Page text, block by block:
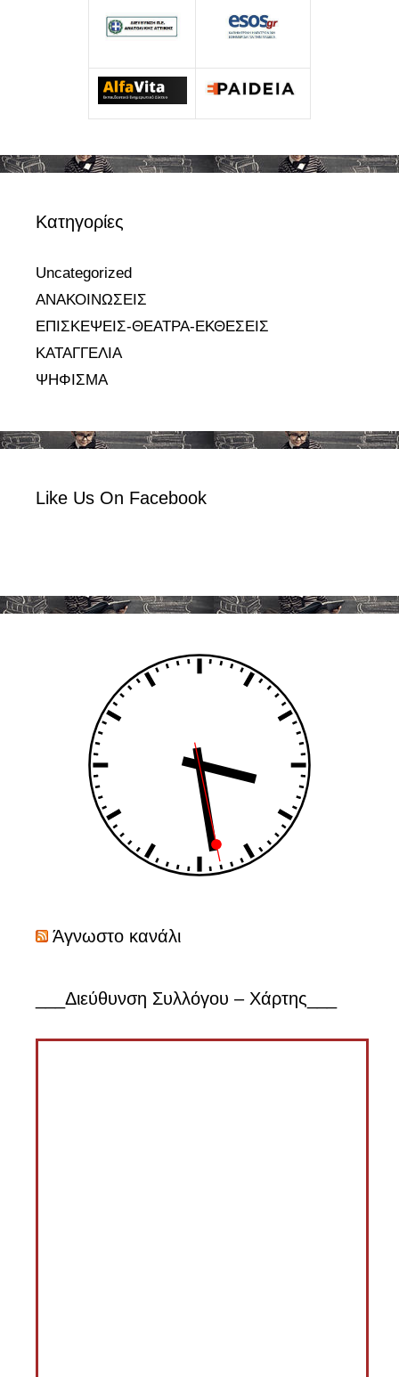
Kατηγορίες
Uncategorized
ΑΝΑΚΟΙΝΩΣΕΙΣ
ΕΠΙΣΚΕΨΕΙΣ-ΘΕΑΤΡΑ-ΕΚΘΕΣΕΙΣ
ΚΑΤΑΓΓΕΛΙΑ
ΨΗΦΙΣΜΑ
Like Us On Facebook
Άγνωστο κανάλι
___Διεύθυνση Συλλόγου – Χάρτης___